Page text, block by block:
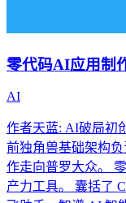
零代码AI应用制
AI
作者天蓝: AI破局初
前独角兽基础架构
作走向普罗大众。
产力工具。 囊括了